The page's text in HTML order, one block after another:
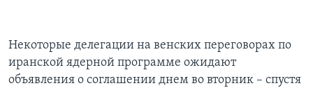
Некоторые делегации на венских переговорах по
иранской ядерной программе ожидают
объявления о соглашении днем во вторник – спустя